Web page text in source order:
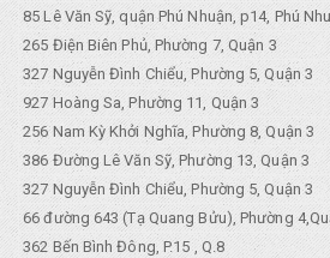
85 Lê Văn Sỹ, quận Phú Nhuận, p14, Phú
265 Điện Biên Phủ, Phường 7, Quận 3
327 Nguyễn Đình Chiểu, Phường 5, Quận 3
927 Hoàng Sa, Phường 11, Quận 3
256 Nam Kỳ Khởi Nghĩa, Phường 8, Quận 3
386 Đường Lê Văn Sỹ, Phường 13, Quận 3
327 Nguyễn Đình Chiểu, Phường 5, Quận 3
66 đường 643 (Tạ Quang Bửu), Phường
362 Bến Bình Đông, P.15 , Q.8